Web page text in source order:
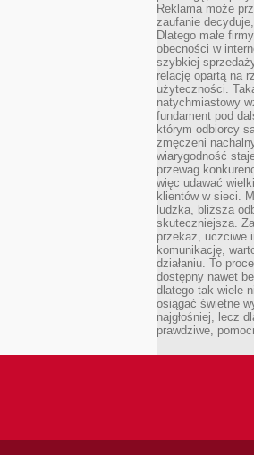
Reklama może
zaufanie
Dlatego małe
obecności w
szybkiej
relację opartą na
użyteczności.
natychmiastowy
fundament pod
którym odbiorcy
zmęczeni
wiarygodność
przewag
więc udawać
klientów w sieci.
ludzka, bliższa
skuteczniejsza.
przekaz, uczciwe
komunikację,
działaniu. To
dostępny nawet
dlatego tak wiele
osiągać świetne
najgłośniej, lecz
prawdziwe,